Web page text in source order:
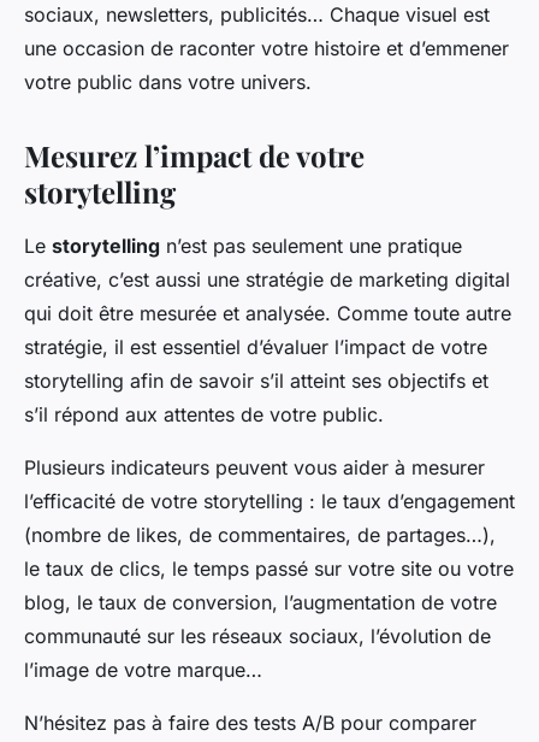
sociaux, newsletters, publicités… Chaque visuel est
une occasion de raconter votre histoire et d’emmener
votre public dans votre univers.
Mesurez l’impact de votre
storytelling
Le storytelling n’est pas seulement une pratique
créative, c’est aussi une stratégie de marketing digital
qui doit être mesurée et analysée. Comme toute autre
stratégie, il est essentiel d’évaluer l’impact de votre
storytelling afin de savoir s’il atteint ses objectifs et
s’il répond aux attentes de votre public.
Plusieurs indicateurs peuvent vous aider à mesurer
l’efficacité de votre storytelling : le taux d’engagement
(nombre de likes, de commentaires, de partages…),
le taux de clics, le temps passé sur votre site ou votre
blog, le taux de conversion, l’augmentation de votre
communauté sur les réseaux sociaux, l’évolution de
l’image de votre marque…
N’hésitez pas à faire des tests A/B pour comparer